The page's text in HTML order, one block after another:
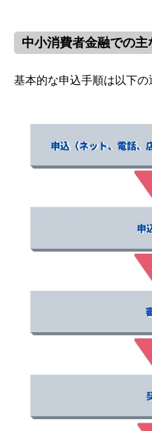
中小消費者金融での
基本的な申込手順は以下の